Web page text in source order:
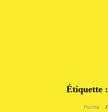
Étiquette :
Home